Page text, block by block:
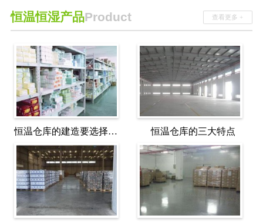
恒温恒湿产品Product 查看更多 +
恒温仓库的建造要选择更先进的设备 恒温仓库的三大特点